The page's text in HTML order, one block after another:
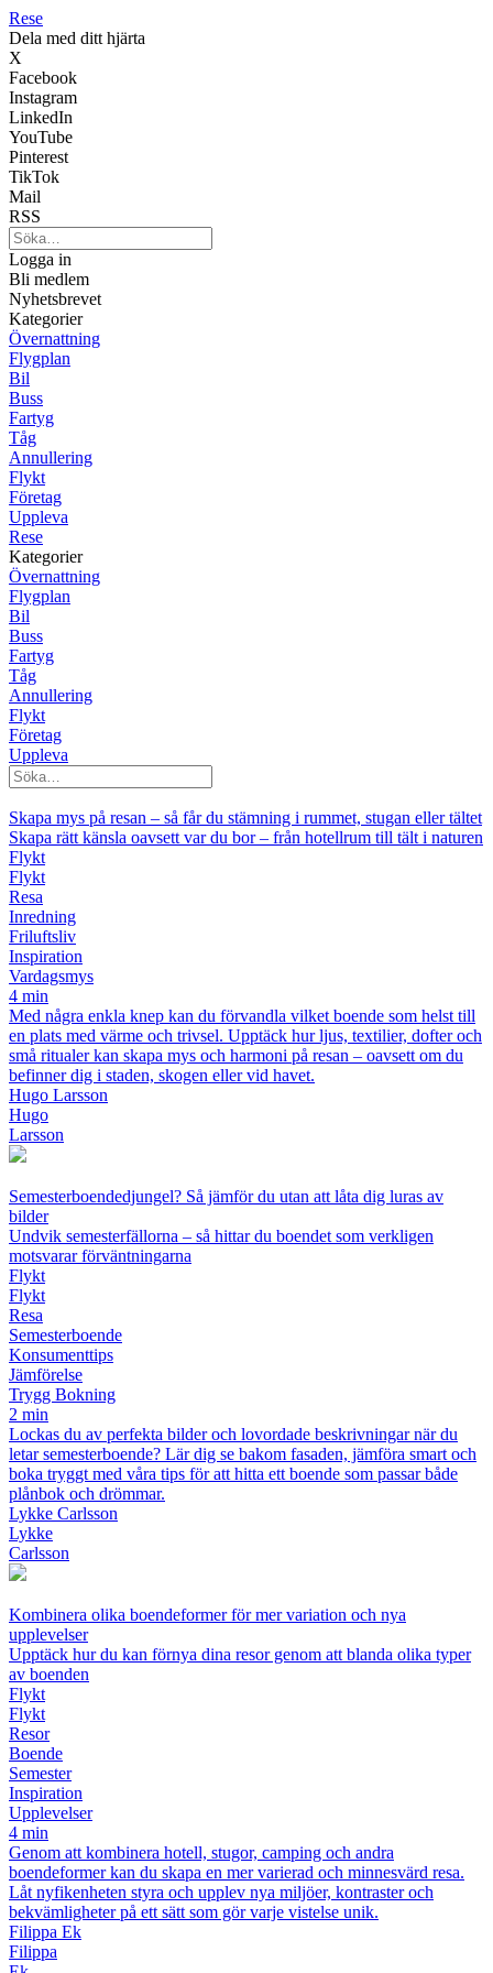
Rese
Dela med ditt hjärta
X
Facebook
Instagram
LinkedIn
YouTube
Pinterest
TikTok
Mail
RSS
Logga in
Bli medlem
Nyhetsbrevet
Kategorier
Övernattning
Flygplan
Bil
Buss
Fartyg
Tåg
Annullering
Flykt
Företag
Uppleva
Rese
Kategorier
Övernattning
Flygplan
Bil
Buss
Fartyg
Tåg
Annullering
Flykt
Företag
Uppleva
Skapa mys på resan – så får du stämning i rummet, stugan eller tältet
Skapa rätt känsla oavsett var du bor – från hotellrum till tält i naturen
Flykt
Flykt
Resa
Inredning
Friluftsliv
Inspiration
Vardagsmys
4 min
Med några enkla knep kan du förvandla vilket boende som helst till
en plats med värme och trivsel. Upptäck hur ljus, textilier, dofter och
små ritualer kan skapa mys och harmoni på resan – oavsett om du
befinner dig i staden, skogen eller vid havet.
Hugo Larsson
Hugo
Larsson
Semesterboendedjungel? Så jämför du utan att låta dig luras av
bilder
Undvik semesterfällorna – så hittar du boendet som verkligen
motsvarar förväntningarna
Flykt
Flykt
Resa
Semesterboende
Konsumenttips
Jämförelse
Trygg Bokning
2 min
Lockas du av perfekta bilder och lovordade beskrivningar när du
letar semesterboende? Lär dig se bakom fasaden, jämföra smart och
boka tryggt med våra tips för att hitta ett boende som passar både
plånbok och drömmar.
Lykke Carlsson
Lykke
Carlsson
Kombinera olika boendeformer för mer variation och nya
upplevelser
Upptäck hur du kan förnya dina resor genom att blanda olika typer
av boenden
Flykt
Flykt
Resor
Boende
Semester
Inspiration
Upplevelser
4 min
Genom att kombinera hotell, stugor, camping och andra
boendeformer kan du skapa en mer varierad och minnesvärd resa.
Låt nyfikenheten styra och upplev nya miljöer, kontraster och
bekvämligheter på ett sätt som gör varje vistelse unik.
Filippa Ek
Filippa